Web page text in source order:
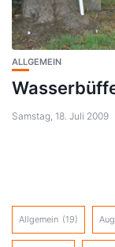
ALLGEMEIN
Samstag, 18. Juli 2009
Allgemein (19)